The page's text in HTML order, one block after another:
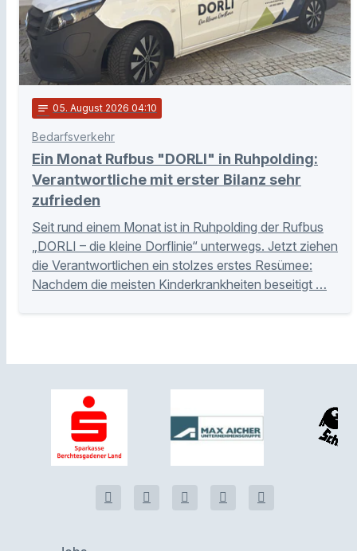
notes 05. August 2026 04:10
Bedarfsverkehr
Ein Monat Rufbus "DORLI" in Ruhpolding:
Verantwortliche mit erster Bilanz sehr
zufrieden
Seit rund einem Monat ist in Ruhpolding der Rufbus
„DORLI – die kleine Dorflinie“ unterwegs. Jetzt ziehen
die Verantwortlichen ein stolzes erstes Resümee:
Nachdem die meisten Kinderkrankheiten beseitigt …